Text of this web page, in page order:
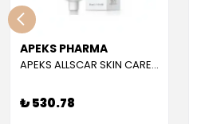
APEKS PHARMA
APEKS ALLSCAR SKIN CARE GEL 30 ML
₺ 530.78